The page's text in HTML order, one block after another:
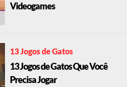
Videogames
13 Jogos de Gatos
13 Jogos de Gatos Que Você
Precisa Jogar